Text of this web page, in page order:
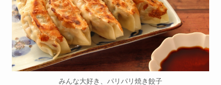
みんな大好き、パリパリ焼き餃子